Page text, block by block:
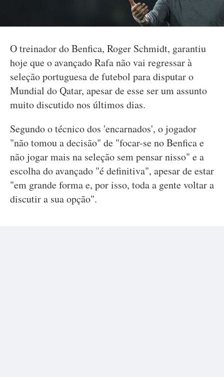
O treinador do Benfica, Roger Schmidt, garantiu
hoje que o avançado Rafa não vai regressar à
seleção portuguesa de futebol para disputar o
Mundial do Qatar, apesar de esse ser um assunto
muito discutido nos últimos dias.
Segundo o técnico dos 'encarnados', o jogador
"não tomou a decisão" de "focar-se no Benfica e
não jogar mais na seleção sem pensar nisso" e a
escolha do avançado "é definitiva", apesar de estar
"em grande forma e, por isso, toda a gente voltar a
discutir a sua opção".